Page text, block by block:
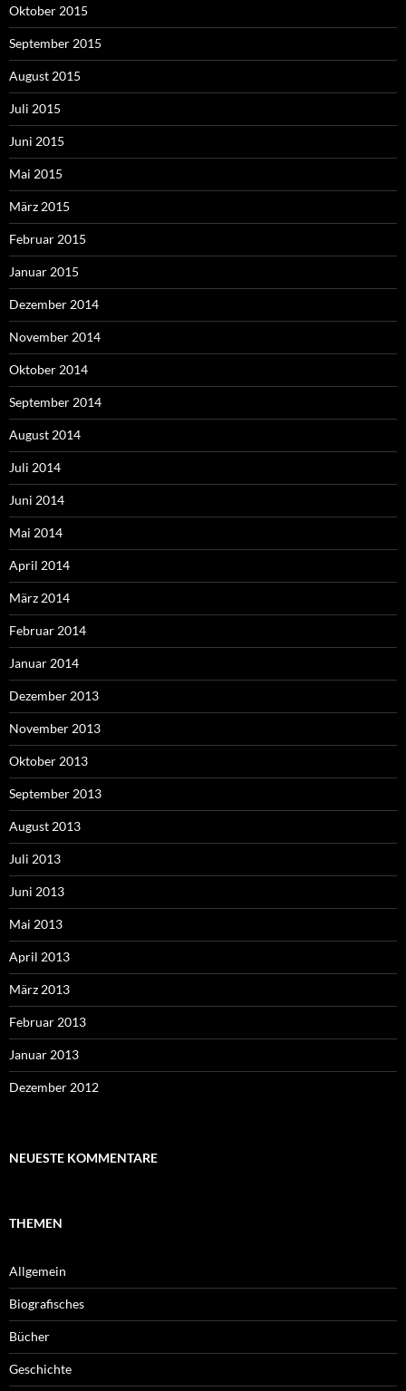
Oktober 2015
September 2015
August 2015
Juli 2015
Juni 2015
Mai 2015
März 2015
Februar 2015
Januar 2015
Dezember 2014
November 2014
Oktober 2014
September 2014
August 2014
Juli 2014
Juni 2014
Mai 2014
April 2014
März 2014
Februar 2014
Januar 2014
Dezember 2013
November 2013
Oktober 2013
September 2013
August 2013
Juli 2013
Juni 2013
Mai 2013
April 2013
März 2013
Februar 2013
Januar 2013
Dezember 2012
NEUESTE KOMMENTARE
THEMEN
Allgemein
Biografisches
Bücher
Geschichte